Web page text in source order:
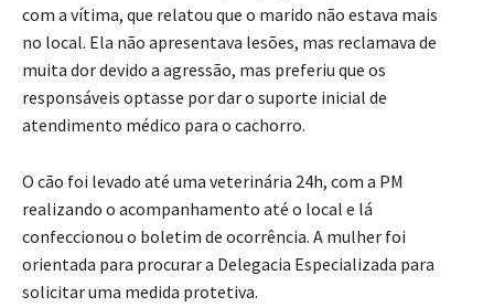
com a vítima, que relatou que o marido não estava mais
no local. Ela não apresentava lesões, mas reclamava de
muita dor devido a agressão, mas preferiu que os
responsáveis optasse por dar o suporte inicial de
atendimento médico para o cachorro.
O cão foi levado até uma veterinária 24h, com a PM
realizando o acompanhamento até o local e lá
confeccionou o boletim de ocorrência. A mulher foi
orientada para procurar a Delegacia Especializada para
solicitar uma medida protetiva.